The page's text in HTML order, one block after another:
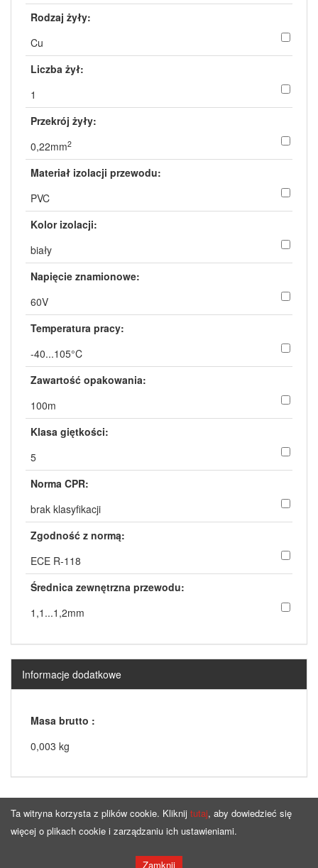
Rodzaj żyły:
Cu
Liczba żył:
1
Przekrój żyły:
0,22mm2
Materiał izolacji przewodu:
PVC
Kolor izolacji:
biały
Napięcie znamionowe:
60V
Temperatura pracy:
-40...105°C
Zawartość opakowania:
100m
Klasa giętkości:
5
Norma CPR:
brak klasyfikacji
Zgodność z normą:
ECE R-118
Średnica zewnętrzna przewodu:
1,1...1,2mm
Informacje dodatkowe
Masa brutto :
0,003 kg
Strona główna Oferta
Ta witryna korzysta z plików cookie. Kliknij tutaj, aby dowiedzieć się
więcej o plikach cookie i zarządzaniu ich ustawieniami.
Zamknij